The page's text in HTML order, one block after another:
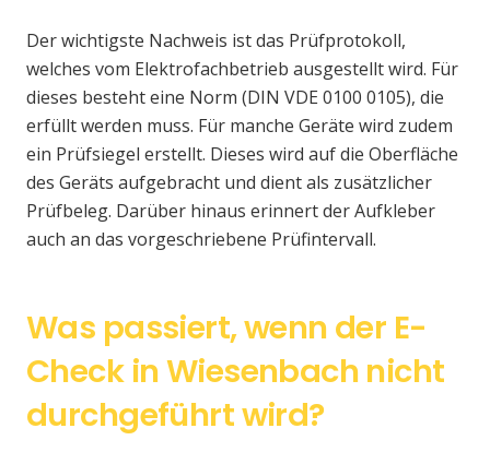
Der wichtigste Nachweis ist das Prüfprotokoll,
welches vom Elektrofachbetrieb ausgestellt wird. Für
dieses besteht eine Norm (DIN VDE 0100 0105), die
erfüllt werden muss. Für manche Geräte wird zudem
ein Prüfsiegel erstellt. Dieses wird auf die Oberfläche
des Geräts aufgebracht und dient als zusätzlicher
Prüfbeleg. Darüber hinaus erinnert der Aufkleber
auch an das vorgeschriebene Prüfintervall.
Was passiert, wenn der E-
Check in Wiesenbach nicht
durchgeführt wird?